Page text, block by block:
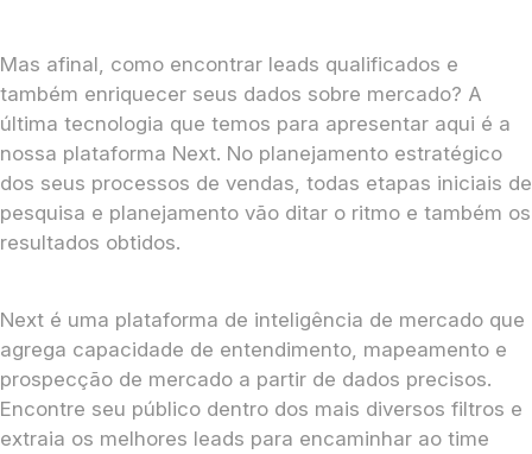
Mas afinal, como encontrar leads qualificados e
também enriquecer seus dados sobre mercado? A
última tecnologia que temos para apresentar aqui é a
nossa plataforma Next. No planejamento estratégico
dos seus processos de vendas, todas etapas iniciais de
pesquisa e planejamento vão ditar o ritmo e também os
resultados obtidos.
Next é uma plataforma de inteligência de mercado que
agrega capacidade de entendimento, mapeamento e
prospecção de mercado a partir de dados precisos.
Encontre seu público dentro dos mais diversos filtros e
extraia os melhores leads para encaminhar ao time